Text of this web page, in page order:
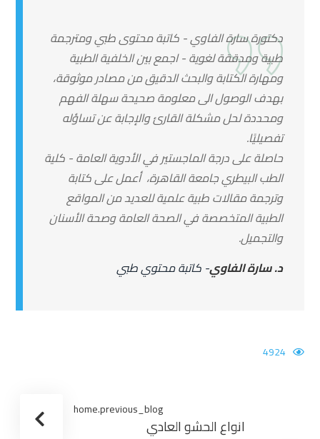
دكتورة سارة الفاوي - كاتبة محتوى طبي ومترجمة
طبية ومدققة لغوية - اجمع بين الخلفية الطبية
ومهارة الكتابة والبحث الدقيق من مصادر موثوقة،
بهدف الوصول الى معلومة صحيحة سهلة الفهم
ومحددة لحل مشكلة القارئ والإجابة عن تساؤله
تفصيليًا.
حاصلة على درجة الماجستير في الأدوية العامة - كلية
الطب البيطري جامعة القاهرة، أعمل على كتابة
وترجمة مقالات طبية علمية للعديد من المواقع
الطبية المتخصصة في الصحة العامة وصحة الأسنان
والتجميل.
د. سارة الفاوي- كاتبة محتوي طبي
4924
home.previous_blog
انواع الحشو العادي